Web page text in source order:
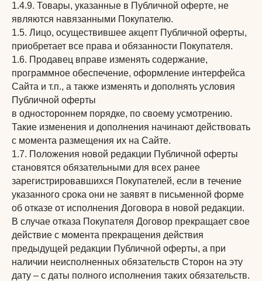
1.4.9. Товары, указанные в Публичной оферте, не
являются навязанными Покупателю.
1.5. Лицо, осуществившее акцепт Публичной оферты,
приобретает все права и обязанности Покупателя.
1.6. Продавец вправе изменять содержание,
программное обеспечение, оформление интерфейса
Сайта и т.п., а также изменять и дополнять условия
Публичной оферты
в одностороннем порядке, по своему усмотрению.
Такие изменения и дополнения начинают действовать
с момента размещения их на Сайте.
1.7. Положения новой редакции Публичной оферты
становятся обязательными для всех ранее
зарегистрировавшихся Покупателей, если в течение
указанного срока они не заявят в письменной форме
об отказе от исполнения Договора в новой редакции.
В случае отказа Покупателя Договор прекращает свое
действие с момента прекращения действия
предыдущей редакции Публичной оферты, а при
наличии неисполненных обязательств Сторон на эту
дату – с даты полного исполнения таких обязательств.